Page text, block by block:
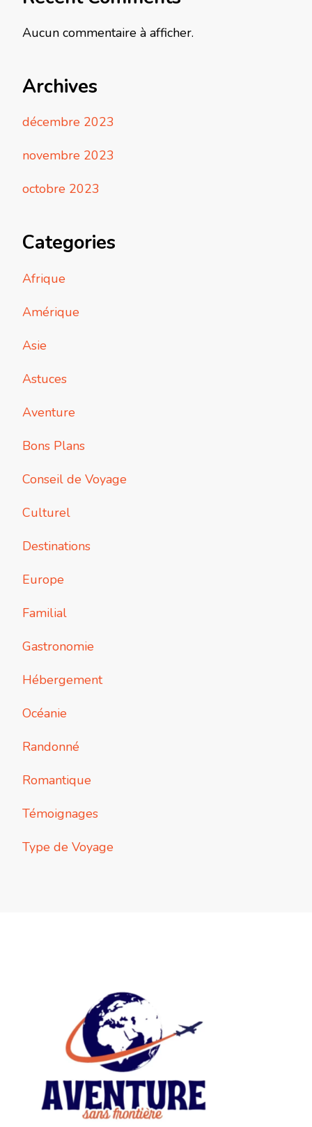
Aucun commentaire à afficher.
Archives
décembre 2023
novembre 2023
octobre 2023
Categories
Afrique
Amérique
Asie
Astuces
Aventure
Bons Plans
Conseil de Voyage
Culturel
Destinations
Europe
Familial
Gastronomie
Hébergement
Océanie
Randonné
Romantique
Témoignages
Type de Voyage